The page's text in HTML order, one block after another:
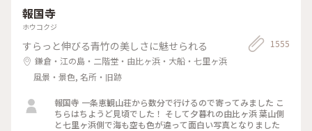
#SIDECORELivingroadLivingspace/生きている道生きるため
わいいラビットチェアや、憧れのアルネ・ヤコブセンデザイン
のアントチェアやスワンチェアに座れたのも満足✨ 女子トイレ
世紀美術館 #美術館 #金沢 #石川 #アートな景色
報国寺
ホウコクジ
すらっと伸びる青竹の美しさに魅せられる
鎌倉・江の島・二階堂・由比ヶ浜・大船・七里ヶ浜
風景・景色, 名所・旧跡
1555
報国寺 一条恵観山荘から数分で行けるので寄ってみました こ
ちらはちようど見頃でした！ そして夕暮れの由比ヶ浜 葉山側
と七里ヶ浜側で海も空も色が違って面白い写真となりました